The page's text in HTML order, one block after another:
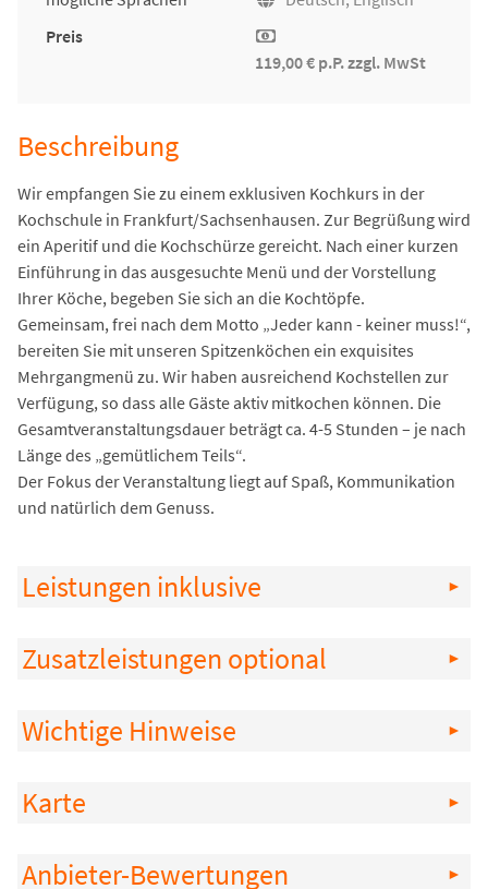
Preis
119,00 € p.P. zzgl. MwSt
Beschreibung
Wir empfangen Sie zu einem exklusiven Kochkurs in der
Kochschule in Frankfurt/Sachsenhausen. Zur Begrüßung wird
ein Aperitif und die Kochschürze gereicht. Nach einer kurzen
Einführung in das ausgesuchte Menü und der Vorstellung
Ihrer Köche, begeben Sie sich an die Kochtöpfe.
Gemeinsam, frei nach dem Motto „Jeder kann - keiner muss!“,
bereiten Sie mit unseren Spitzenköchen ein exquisites
Mehrgangmenü zu. Wir haben ausreichend Kochstellen zur
Verfügung, so dass alle Gäste aktiv mitkochen können. Die
Gesamtveranstaltungsdauer beträgt ca. 4-5 Stunden – je nach
Länge des „gemütlichem Teils“.
Der Fokus der Veranstaltung liegt auf Spaß, Kommunikation
und natürlich dem Genuss.
Leistungen inklusive
Zusatzleistungen optional
Wichtige Hinweise
Karte
Anbieter-Bewertungen